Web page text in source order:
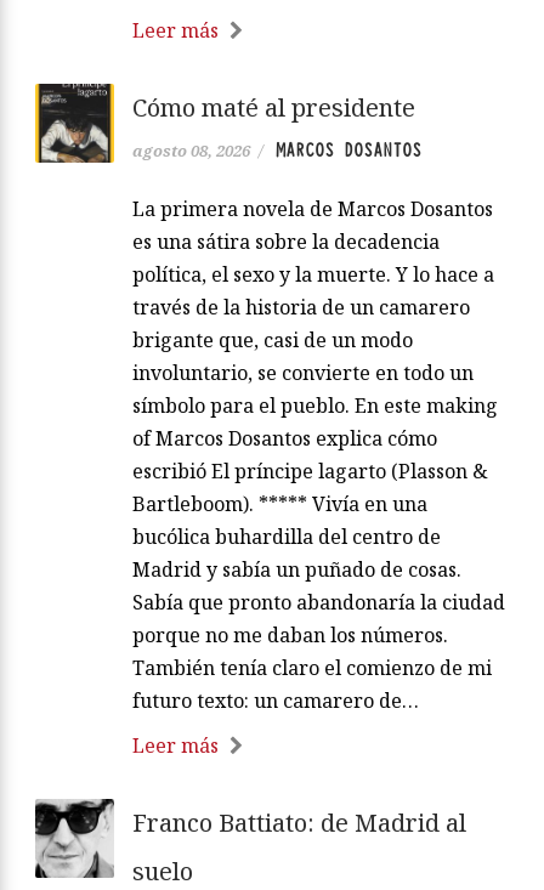
Leer más
Cómo maté al presidente
agosto 08, 2026 / MARCOS DOSANTOS
La primera novela de Marcos Dosantos
es una sátira sobre la decadencia
política, el sexo y la muerte. Y lo hace a
través de la historia de un camarero
brigante que, casi de un modo
involuntario, se convierte en todo un
símbolo para el pueblo. En este making
of Marcos Dosantos explica cómo
escribió El príncipe lagarto (Plasson &
Bartleboom). ***** Vivía en una
bucólica buhardilla del centro de
Madrid y sabía un puñado de cosas.
Sabía que pronto abandonaría la ciudad
porque no me daban los números.
También tenía claro el comienzo de mi
futuro texto: un camarero de…
Leer más
Franco Battiato: de Madrid al
suelo